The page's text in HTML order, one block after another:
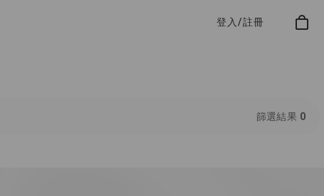
登入/註冊
篩選結果 0